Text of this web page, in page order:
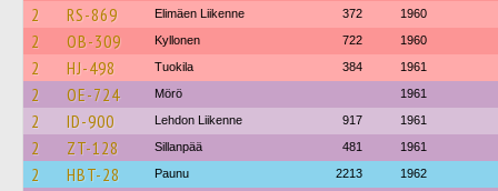
2 RS-869 Elimäen Liikenne 372 1960
2 OB-309 Kyllonen 722 1960
2 HJ-498 Tuokila 384 1961
2 OE-724 Mörö 1961
2 ID-900 Lehdon Liikenne 917 1961
2 ZT-128 Sillanpää 481 1961
2 HBT-28 Paunu 2213 1962